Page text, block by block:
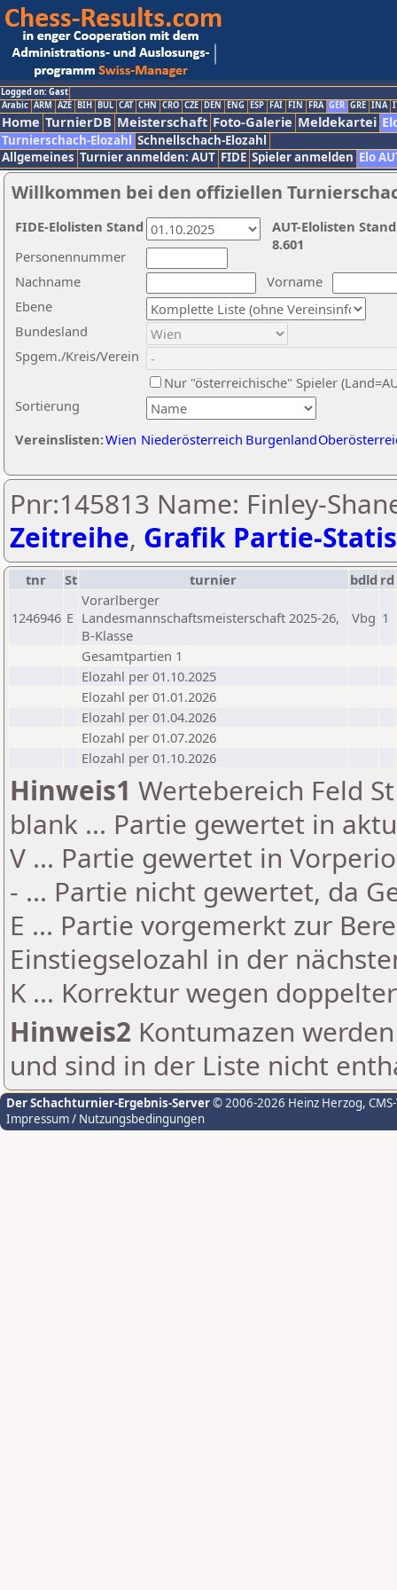
Logged on: Gast
Arabic ARM AZE BIH BUL CAT CHN CRO CZE DEN ENG ESP FAI FIN FRA GER GRE INA
Home TurnierDB Meisterschaft Foto-Galerie Meldekartei
Turnierschach-Elozahl Schnellschach-Elozahl
Allgemeines Turnier anmelden: AUT FIDE Spieler anmelden Elo
Willkommen bei den offiziellen
Nachname
Vorname
Ebene
Sortierung
Personennummer
Bundesland
Spgem./Kreis/Verein
Nur "österreichische" Spieler
Vereinslisten:Wien Niederösterreich Burgenland
AUT-Elolisten
8.601
FIDE-Elolisten Stand
Pnr:145813 Name: Finley-
Zeitreihe, Grafik Partie-
tnr St turnier bdld rd
1246946 E
Vorarlberger
Landesmannschaftsmeisterschaft 2025-26,
B-Klasse
Vbg 1
Gesamtpartien 1
Elozahl per 01.10.2025
Elozahl per 01.01.2026
Elozahl per 01.04.2026
Elozahl per 01.07.2026
Elozahl per 01.10.2026
Hinweis1 Wertebereich Feld
blank ... Partie gewertet in
V ... Partie gewertet in
- ... Partie nicht gewertet, da
E ... Partie vorgemerkt zur
Einstiegselozahl in der
K ... Korrektur wegen
Hinweis2 Kontumazen
und sind in der Liste nicht
Der Schachturnier-Ergebnis-Server© 2006-2026 Heinz Herzog,
Impressum / Nutzungsbedingungen